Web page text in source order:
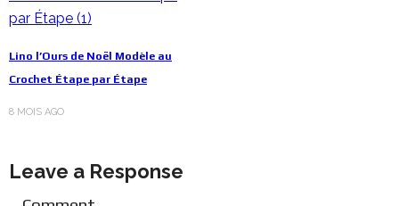
Lino l’Ours de Noël Modèle au
Crochet Étape par Étape
8 MOIS AGO
Leave a Response